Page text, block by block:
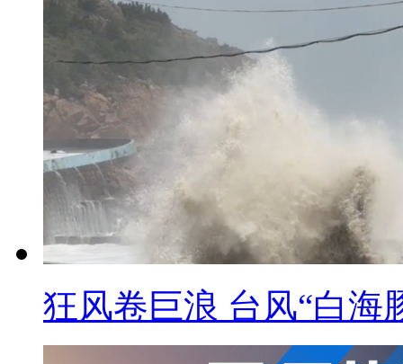
狂风卷巨浪 台风“白海